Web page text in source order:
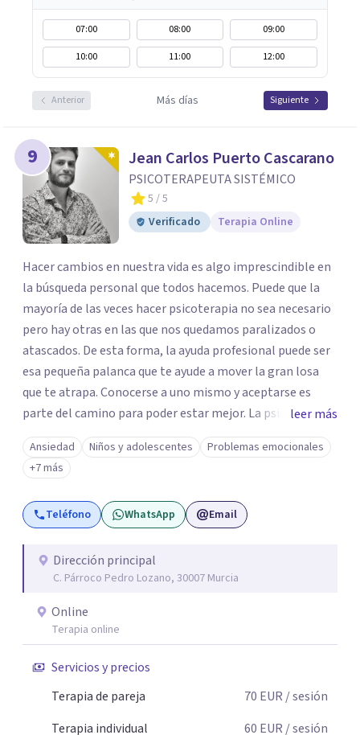
07:00 08:00
09:00
10:00
11:00 12:00
Anterior Más días Siguiente
9 Jean Carlos Puerto Cascarano
PSICOTERAPEUTA SISTÉMICO
5 / 5
Verificado
Terapia Online
Hacer cambios en nuestra vida es algo imprescindible en
la búsqueda personal que todos hacemos. Puede que la
mayoría de las veces hacer psicoterapia no sea necesario
pero hay otras en las que nos quedamos paralizados o
atascados. De esta forma, la ayuda profesional puede ser
esa pequeña palanca que te ayude a mover la gran losa
que te atrapa. Conocerse a uno mismo y aceptarse es
parte del camino para poder estar mejor. La psicoterapia
es una forma de colaboración en donde diálogo, además
de la confianza y el apoyo, es el camino para poder
identificar qué es lo que sucede, qué sentido tiene y cuales
son los pasos para el cambio. Además, creo que los
verdaderos cambios tienen que partir de uno mismo y mi
aquellas decisiones en tu vida que te puedan llevar a estar
mejor con lo que piensas y con lo que haces.
leer más
Ansiedad Niños y adolescentes
Problemas emocionales
+7 más
Teléfono WhatsApp Email
Dirección principal
C. Párroco Pedro Lozano, 30007 Murcia
Online
Terapia online
Servicios y precios
Terapia de pareja
70 EUR / sesión
Terapia individual
60 EUR / sesión